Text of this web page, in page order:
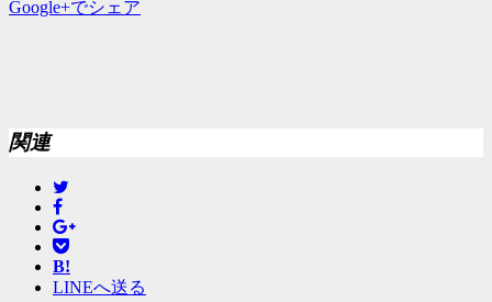
Google+でシェア
関連
B!
LINEへ送る